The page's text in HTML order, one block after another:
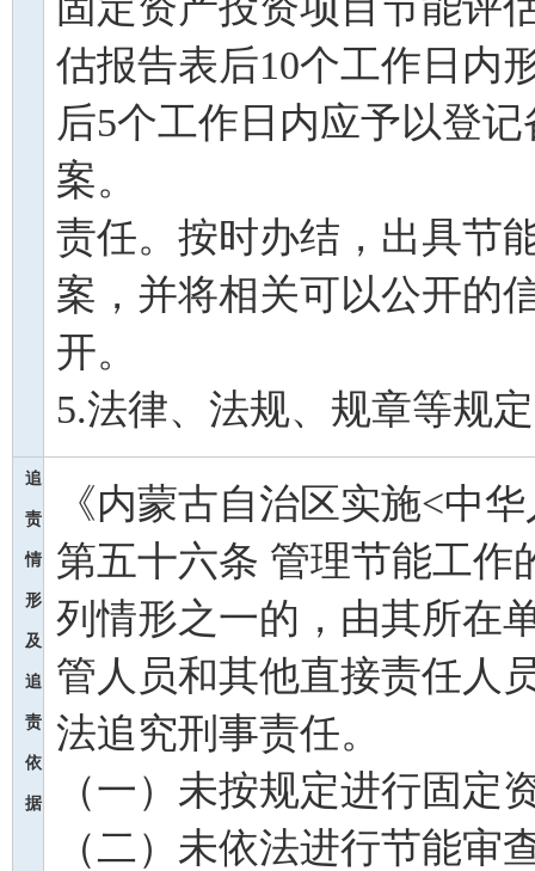
估报告表后10个工作日内
后5个工作日内应予以登记
案。
责任。按时办结，出具节
案，并将相关可以公开的
开。
5.法律、法规、规章等规
追
责
情
形
及
追
责
依
据
《内蒙古自治区实施<中
第五十六条 管理节能工作
列情形之一的，由其所在
管人员和其他直接责任人
法追究刑事责任。
（一）未按规定进行固定
（二）未依法进行节能审